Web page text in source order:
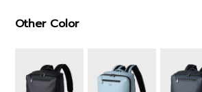
Other Color